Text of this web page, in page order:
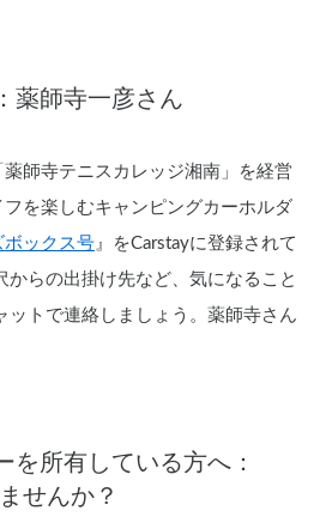
薬師寺一彦さん
師寺テニスカレッジ湘南」を経営
を楽しむキャンピングカーホルダ
ボックス号』をCarstayに登録されて
からの出掛け先など、気になること
ットで連絡しましょう。薬師寺さん
を所有している方へ：
せんか？